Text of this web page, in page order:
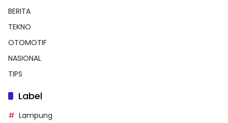
BERITA
TEKNO
OTOMOTIF
NASIONAL
TIPS
Label
Lampung